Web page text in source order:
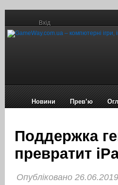
Вхід
Новини Прев’ю
Поддержка
превратит
Опубліковано